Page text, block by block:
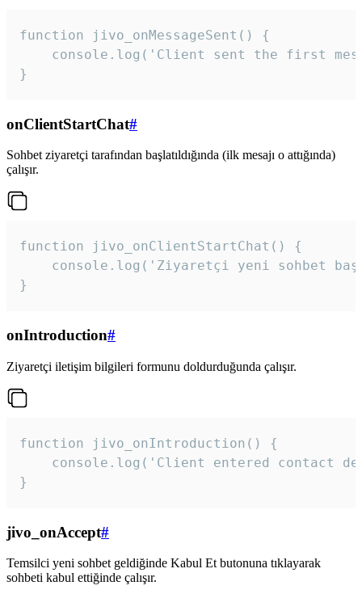
function jivo_onMessageSent() {
console.log('Client sent the first
}
onClientStartChat#
Sohbet ziyaretçi tarafından başlatıldığında (ilk mesajı o attığında)
çalışır.
function jivo_onClientStartChat() {
console.log('Ziyaretçi yeni sohbet
}
onIntroduction#
Ziyaretçi iletişim bilgileri formunu doldurduğunda çalışır.
function jivo_onIntroduction() {
console.log('Client entered contact
}
jivo_onAccept#
Temsilci yeni sohbet geldiğinde Kabul Et butonuna tıklayarak
sohbeti kabul ettiğinde çalışır.